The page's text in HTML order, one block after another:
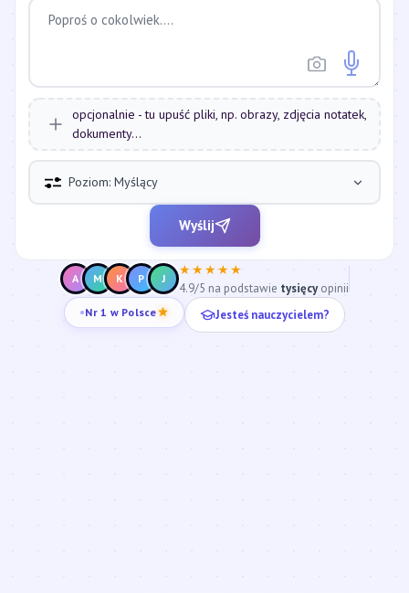
opcjonalnie - tu upuść pliki, np. obrazy, zdjęcia notatek,
dokumenty...
Poziom: Myślący
Wyślij
A M K P J
★★★★★
4.9/5 na podstawie tysięcyopinii
Nr 1 w Polsce Jesteś nauczycielem?